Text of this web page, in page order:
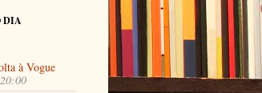
DIA
à Vogue